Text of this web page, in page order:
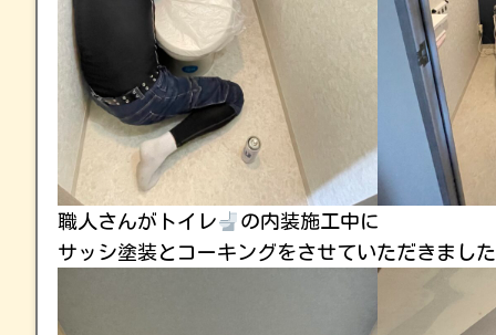
職人さんがトイレ
の内装施工中に
サッシ塗装とコーキングをさせていただきまし